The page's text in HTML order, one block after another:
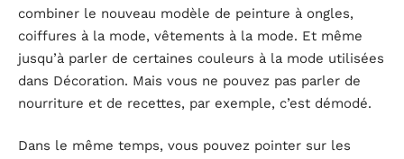
combiner le nouveau modèle de peinture à ongles,
coiffures à la mode, vêtements à la mode. Et même
jusqu’à parler de certaines couleurs à la mode utilisées
dans Décoration. Mais vous ne pouvez pas parler de
nourriture et de recettes, par exemple, c’est démodé.
Dans le même temps, vous pouvez pointer sur les